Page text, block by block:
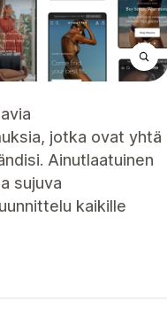
jotka ovat yhtä
Ainutlaatuinen
sujuva
kaikille